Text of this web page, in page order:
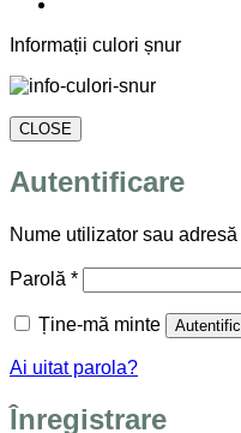
Informații culori șnur
CLOSE
Autentificare
Nume utilizator sau adresă
Parolă *Obligatoriu
Ține-mă minte
Ai uitat parola?
Înregistrare